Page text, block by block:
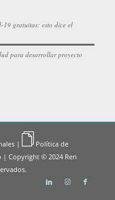
gratuitas: esto dice el
para desarrollar proyecto
|
Política de
| Copyright © 2024 Ren